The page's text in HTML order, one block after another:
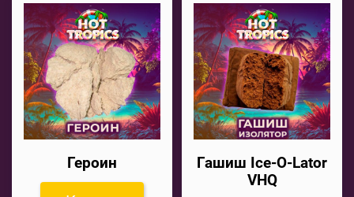
Героин
Гашиш Ice-O-Lator
VHQ